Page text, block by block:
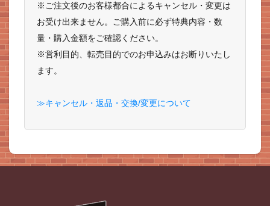
※ご注文後のお客様都合によるキャンセル・変更は
お受け出来ません。ご購入前に必ず特典内容・数
量・購入金額をご確認ください。
※営利目的、転売目的でのお申込みはお断りいたし
ます。
≫キャンセル・返品・交換/変更について